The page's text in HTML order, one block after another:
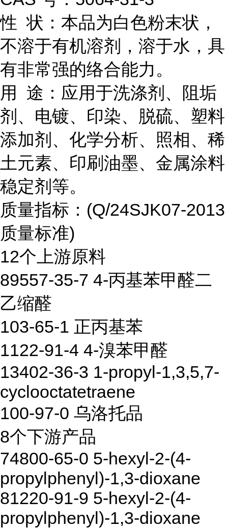
性 状：本品为白色粉末状，
不溶于有机溶剂，溶于水，具
有非常强的络合能力。
用 途：应用于洗涤剂、阻垢
剂、电镀、印染、脱硫、塑料
添加剂、化学分析、照相、稀
土元素、印刷油墨、金属涂料
稳定剂等。
质量指标：(Q/24SJK07-2013
质量标准)
12个上游原料
89557-35-7 4-丙基苯甲醛二
乙缩醛
103-65-1 正丙基苯
1122-91-4 4-溴苯甲醛
13402-36-3 1-propyl-1,3,5,7-
cyclooctatetraene
100-97-0 乌洛托品
8个下游产品
74800-65-0 5-hexyl-2-(4-
propylphenyl)-1,3-dioxane
81220-91-9 5-hexyl-2-(4-
propylphenyl)-1,3-dioxane